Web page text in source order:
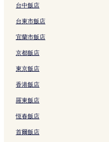
結
連
e
d
o
w
的
連
結
結
台中飯店
台東市飯店
宜蘭市飯店
京都飯店
東京飯店
香港飯店
羅東飯店
恆春飯店
首爾飯店